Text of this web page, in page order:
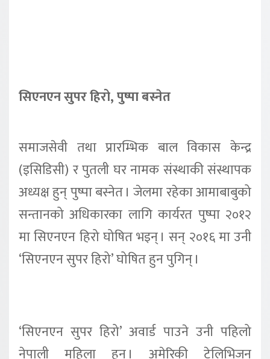
सिएनएन सुपर हिरो, पुष्पा बस्नेत
समाजसेवी तथा प्रारम्भिक बाल विकास केन्द्र
(इसिडिसी) र पुतली घर नामक संस्थाकी संस्थापक
अध्यक्ष हुन् पुष्पा बस्नेत । जेलमा रहेका आमाबाबुको
सन्तानको अधिकारका लागि कार्यरत पुष्पा २०१२
मा सिएनएन हिरो घोषित भइन् । सन् २०१६ मा उनी
‘सिएनएन सुपर हिरो’ घोषित हुन पुगिन् ।
‘सिएनएन सुपर हिरो’ अवार्ड पाउने उनी पहिलो